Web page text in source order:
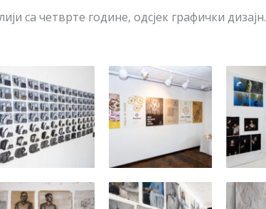
са четврте године, одсјек графички дизајн.